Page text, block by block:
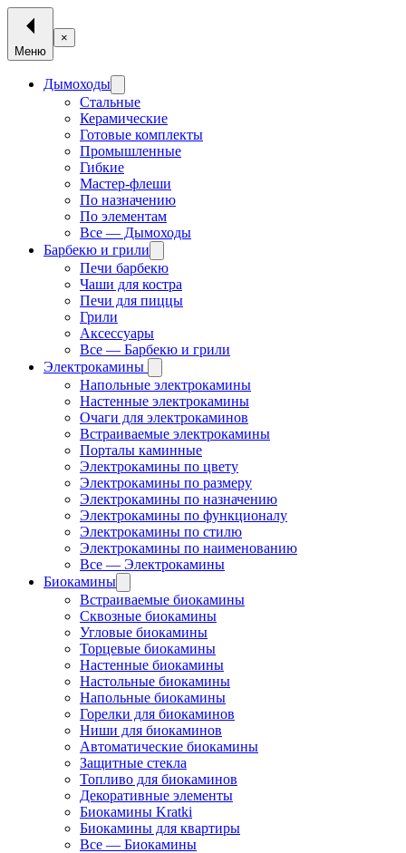
Меню
×
Дымоходы
Стальные
Керамические
Готовые комплекты
Промышленные
Гибкие
Мастер-флеши
По назначению
По элементам
Все — Дымоходы
Барбекю и грили
Печи барбекю
Чаши для костра
Печи для пиццы
Грили
Аксессуары
Все — Барбекю и грили
Электрокамины
Напольные электрокамины
Настенные электрокамины
Очаги для электрокаминов
Встраиваемые электрокамины
Порталы каминные
Электрокамины по цвету
Электрокамины по размеру
Электрокамины по назначению
Электрокамины по функционалу
Электрокамины по стилю
Электрокамины по наименованию
Все — Электрокамины
Биокамины
Встраиваемые биокамины
Сквозные биокамины
Угловые биокамины
Торцевые биокамины
Настенные биокамины
Настольные биокамины
Напольные биокамины
Горелки для биокаминов
Ниши для биокаминов
Автоматические биокамины
Защитные стекла
Топливо для биокаминов
Декоративные элементы
Биокамины Kratki
Биокамины для квартиры
Все — Биокамины